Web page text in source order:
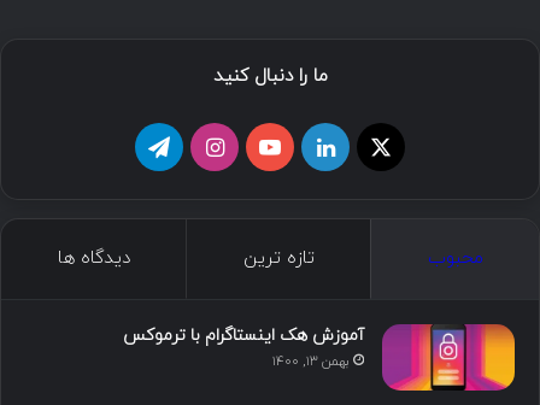
ما را دنبال کنید
محبوب تازه ترین دیدگاه ها
آموزش هک اینستاگرام با ترموکس
بهمن ۱۳, ۱۴۰۰